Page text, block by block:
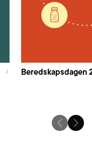
Beredskapsdagen